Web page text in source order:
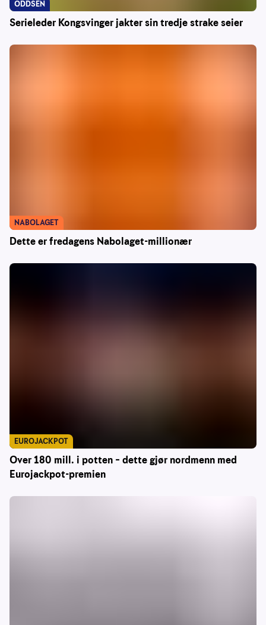
Serieleder Kongsvinger jakter sin tredje strake seier
ODDSEN
Dette er fredagens Nabolaget-millionær
NABOLAGET
Over 180 mill. i potten – dette gjør nordmenn med
Eurojackpot-premien
EUROJACKPOT